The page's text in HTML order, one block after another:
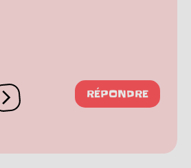
Ouvrir les réactions
RÉPONDRE